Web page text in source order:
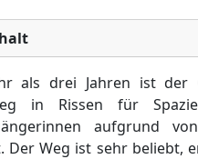
als drei Jahren ist der
in Rissen für
aufgrund
Der Weg ist sehr beliebt,